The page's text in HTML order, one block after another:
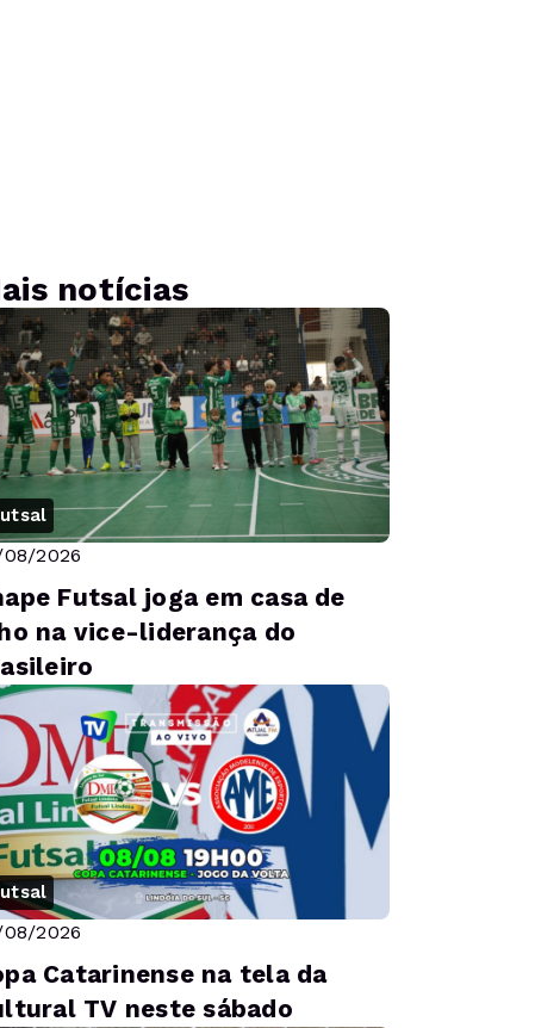
notícias
2026
Futsal joga em casa de
na vice-liderança do
2026
Catarinense na tela da
TV neste sábado